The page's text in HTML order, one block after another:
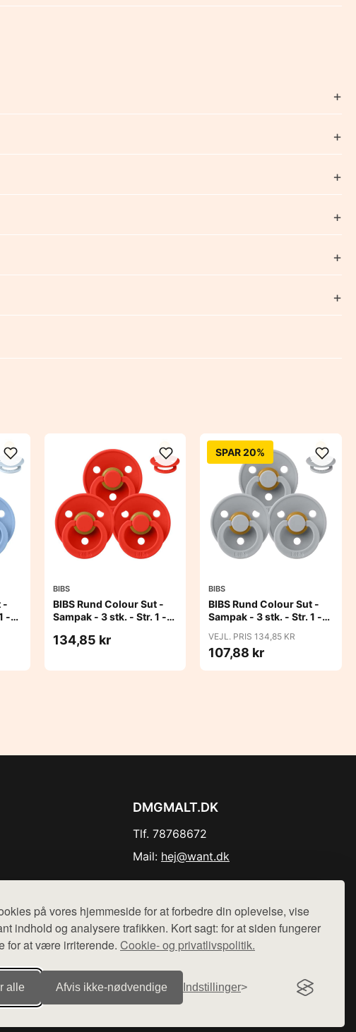
på vores hjemmeside for at forbedre din oplevelse, vise
indhold og analysere trafikken. Kort sagt: for at siden fungerer
for at være irriterende. Cookie- og privatlivspolitik.
alle Afvis ikke‑nødvendige Indstillinger
-
-
BIBS
BIBS Rund Colour Sut -
Sampak - 3 stk. - Str. 1 -
134,85 kr
SPAR 20%
BIBS
BIBS Rund Colour Sut -
Sampak - 3 stk. - Str. 1 -
VEJL. PRIS 134,85 KR
107,88 kr
DMGMALT.DK
Tlf. 78768672
Mail: hej@want.dk
Der sælges ikke varer fra denne side - vi henviser til de shops,